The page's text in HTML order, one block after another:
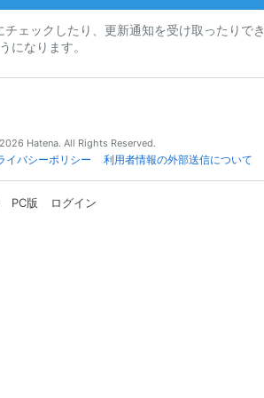
ェックしたり、更新通知を受け取ったりでき
になります。
Hatena. All Rights Reserved.
イバシーポリシー 利用者情報の外部送信について
PC版 ログイン